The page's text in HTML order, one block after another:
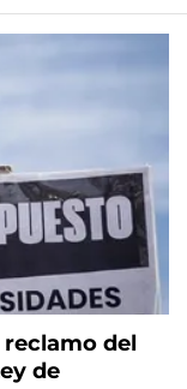
del
de